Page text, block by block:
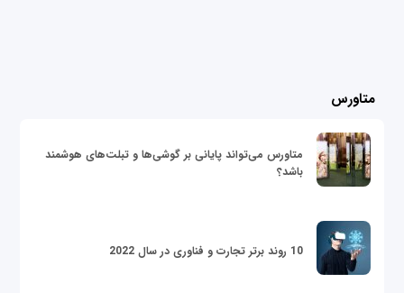
متاورس
متاورس می‌تواند پایانی بر گوشی‌ها و تبلت‌های هوشمند
باشد؟
10 روند برتر تجارت و فناوری در سال 2022